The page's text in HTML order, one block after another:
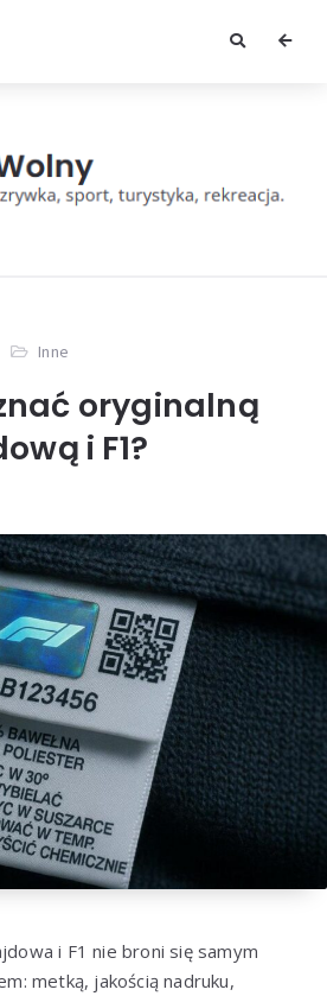
Inne
oryginalną
i F1?
i F1 nie broni się samym
metką, jakością nadruku,